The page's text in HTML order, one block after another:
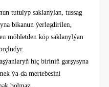
tutulyp saklanylan, tussag
bikanun ýerleşdirilen,
möhletden köp saklanylýan
hiç biriniň garşysyna
ýa-da mertebesini